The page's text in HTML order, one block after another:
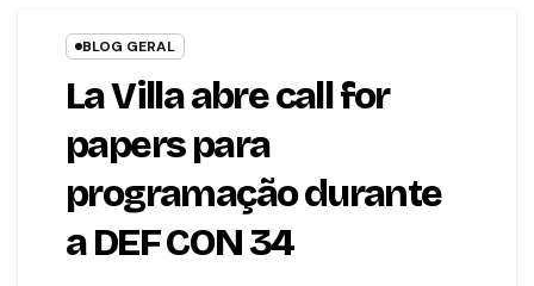
BLOG GERAL
La Villa abre call for
papers para
programação durante
a DEF CON 34